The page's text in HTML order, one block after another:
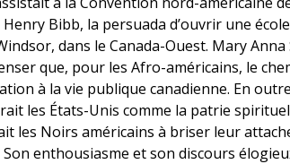
Bibb, la persuada d’ouvrir une
dans le Canada-Ouest. Mary
que, pour les Afro-américains, le
à la vie publique canadienne. En
les États-Unis comme la patrie
les Noirs américains à briser leur
enthousiasme et son discours